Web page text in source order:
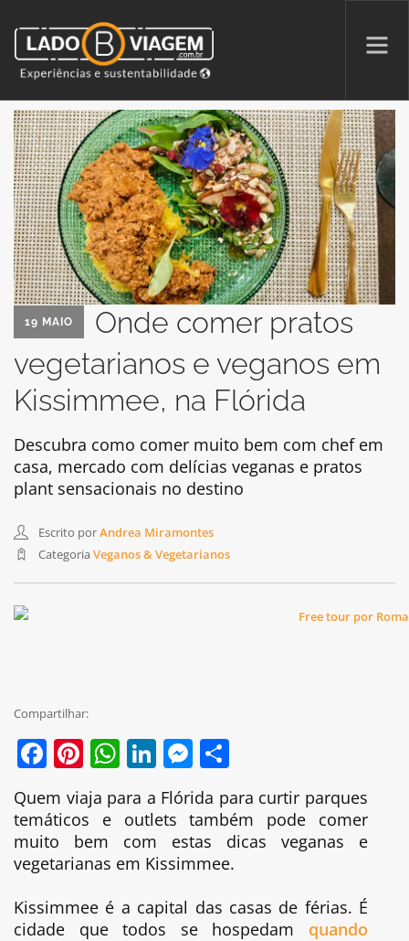
PROMOÇÕES
QUEM SOMOS
PARCERIAS
NA MÍDIA
PATAS AO ALTO
SEARCH SITE
19 MAIO
Onde comer pratos
vegetarianos e veganos em
Kissimmee, na Flórida
Descubra como comer muito bem com chef em
casa, mercado com delícias veganas e pratos
plant sensacionais no destino
Escrito porAndrea Miramontes
Categoria Veganos & Vegetarianos
Compartilhar:
Facebook
Pinterest
WhatsApp
LinkedIn
Messenger
Quem viaja para a Flórida para curtir parques
temáticos e outlets também pode comer
muito bem com estas dicas veganas e
vegetarianas em Kissimmee.
Kissimmee é a capital das casas de férias. É
cidade que todos se hospedam quando